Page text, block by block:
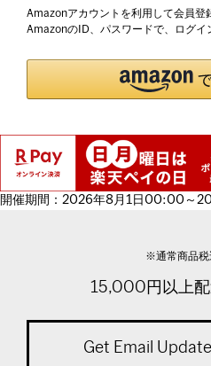
Amazonアカウントを利用して会員登
AmazonのID、パスワードで、ログイ
開催期間：2026年8月1日00:00～
※通常商品税
15,000円以上
Get Email